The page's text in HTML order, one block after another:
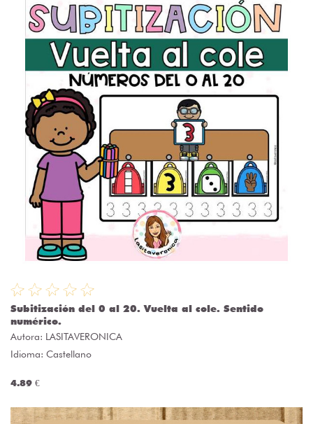
Subitización del 0 al 20. Vuelta al cole. Sentido
numérico.
Autora: LASITAVERONICA
Idioma: Castellano
4.89 €